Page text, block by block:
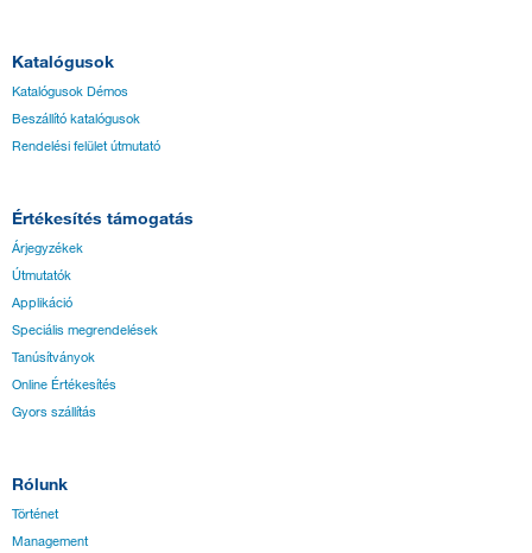
Katalógusok
Katalógusok Démos
Beszállító katalógusok
Rendelési felület útmutató
Értékesítés támogatás
Árjegyzékek
Útmutatók
Applikáció
Speciális megrendelések
Tanúsítványok
Online Értékesítés
Gyors szállítás
Rólunk
Történet
Management